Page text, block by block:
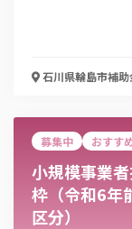
電話番号
「PDF資料
で本サービス
れます。
石川県輪島市補助
募集中 おすす
小規模事業
枠（令和6年
区分）